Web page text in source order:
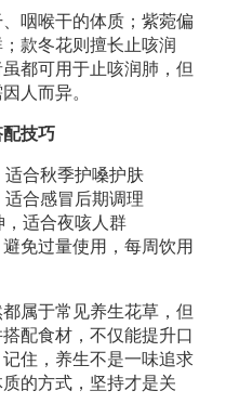
咽喉干的体质；紫菀偏
款冬花则擅长止咳润
都可用于止咳润肺，但
人而异。
技巧
合秋季护嗓护肤
合感冒后期调理
适合夜咳人群
免过量使用，每周饮用
属于常见养生花草，但
配食材，不仅能提升口
住，养生不是一味追求
的方式，坚持才是关